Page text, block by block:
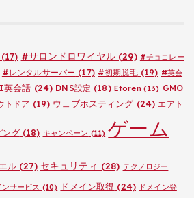
(17) #サロンドロワイヤル(29) #チョコレー
#レンタルサーバー (17) #初期脱毛(19) #英会
英会話 (24) DNS設定 (18) Etoren(13) GMO
トドア (19) ウェブホスティング (24) エアト
ング(18) キャンペーン (11) ゲーム
ル(27) セキュリティ (28) テクノロジー
ンサービス (10) ドメイン取得 (24) ドメイン登